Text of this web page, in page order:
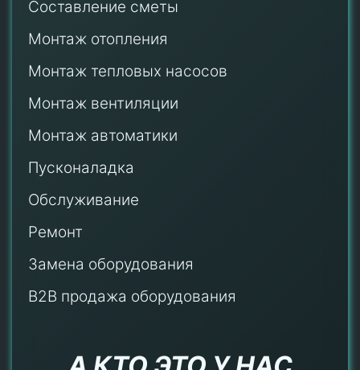
Составление сметы
Монтаж отопления
Монтаж тепловых насосов
Монтаж вентиляции
Монтаж автоматики
Пусконаладка
Обслуживание
Ремонт
Замена оборудования
B2B продажа оборудования